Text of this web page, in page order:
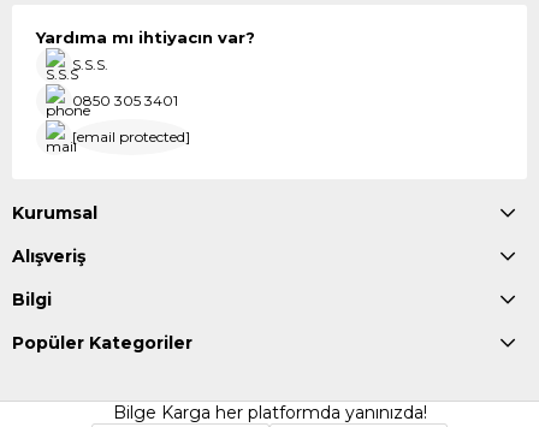
Yardıma mı ihtiyacın var?
S.S.S.
0850 305 3401
[email protected]
Kurumsal
Alışveriş
Bilgi
Popüler Kategoriler
Bilge Karga her platformda yanınızda!